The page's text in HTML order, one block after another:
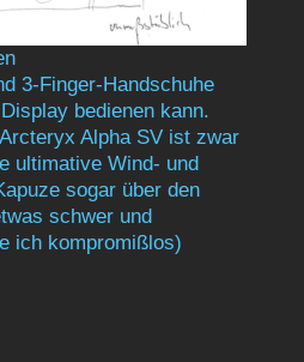
3-Finger-Handschuhe
bedienen kann.
Alpha SV ist zwar
ultimative Wind- und
sogar über den
schwer und
ich kompromißlos)